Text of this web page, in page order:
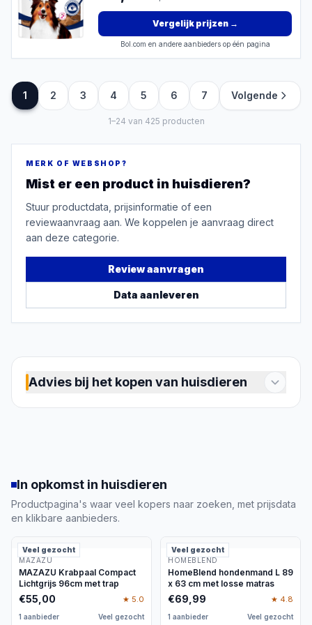
Vergelijk prijzen→
Bol.com en andere aanbieders op één pagina
1 2 3 4 5 6 7 Volgende
1–24 van 425 producten
MERK OF WEBSHOP?
Mist er een product in huisdieren?
Stuur productdata, prijsinformatie of een
reviewaanvraag aan. We koppelen je aanvraag direct
aan deze categorie.
Review aanvragen
Data aanleveren
Advies bij het kopen van huisdieren
leefomgeving en het natuurlijke gedrag van je
dier. Een kat stelt andere eisen aan een toilet en
drinkplek dan een hond, terwijl vissen, vogels en
zorgvuldig ingericht verblijf.
Deze categorie helpt je daarom niet om één
algemeen ‘beste’ product te vinden, maar om de
juiste productsoort en uitvoering te kiezen. Je
vergelijkt onder meer veiligheid, formaat,
In opkomst in huisdieren
Productpagina's waar veel kopers naar zoeken, met prijsdata
en klikbare aanbieders.
Veel gezocht
MAZAZU
MAZAZU Krabpaal Compact
Lichtgrijs 96cm met trap
€55,00 ★ 5.0
1 aanbieder Veel gezocht
Veel gezocht
HOMEBLEND
HomeBlend hondenmand L 89
x 63 cm met losse matras
€69,99 ★ 4.8
1 aanbieder Veel gezocht